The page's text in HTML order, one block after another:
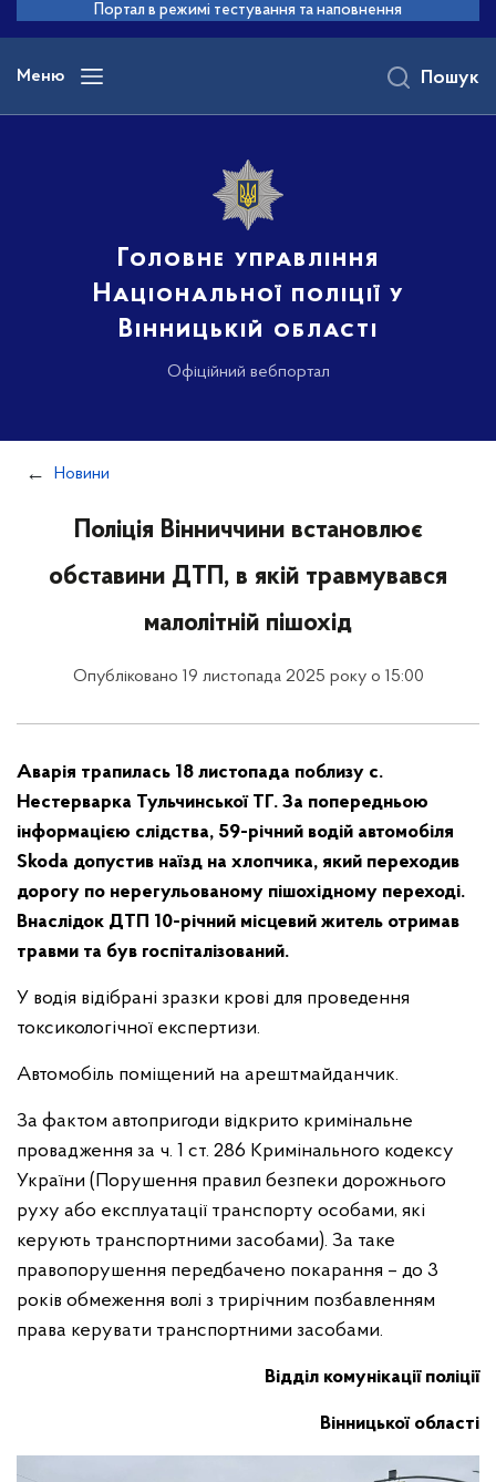
основного
вмісту
Портал в режимі тестування та наповнення
Меню
Головне управління
Національної поліції у
Вінницькій області
Офіційний вебпортал
Пошук
Новини
Поліція Вінниччини встановлює
обставини ДТП, в якій травмувався
малолітній пішохід
Опубліковано 19 листопада 2025 року о 15:00
Аварія трапилась 18 листопада поблизу с.
Нестерварка Тульчинської ТГ. За попередньою
інформацією слідства, 59-річний водій автомобіля
Skoda допустив наїзд на хлопчика, який переходив
дорогу по нерегульованому пішохідному переході.
Внаслідок ДТП 10-річний місцевий житель отримав
травми та був госпіталізований.
У водія відібрані зразки крові для проведення
токсикологічної експертизи.
Автомобіль поміщений на арештмайданчик.
За фактом автопригоди відкрито кримінальне
провадження за ч. 1 ст. 286 Кримінального кодексу
України (Порушення правил безпеки дорожнього
руху або експлуатації транспорту особами, які
керують транспортними засобами). За таке
правопорушення передбачено покарання – до 3
років обмеження волі з трирічним позбавленням
права керувати транспортними засобами.
Відділ комунікації поліції
Вінницької області